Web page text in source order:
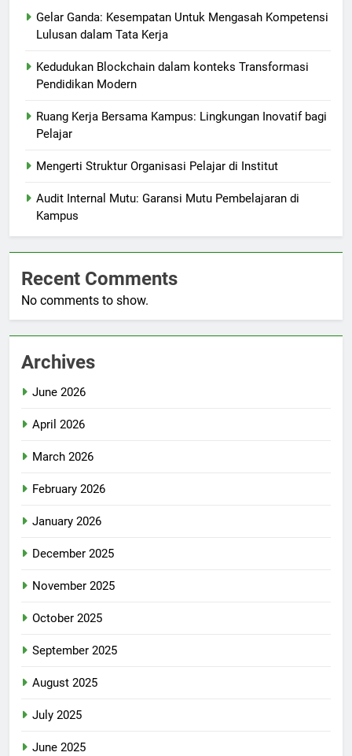
Gelar Ganda: Kesempatan Untuk Mengasah Kompetensi
Lulusan dalam Tata Kerja
Kedudukan Blockchain dalam konteks Transformasi
Pendidikan Modern
Ruang Kerja Bersama Kampus: Lingkungan Inovatif bagi
Pelajar
Mengerti Struktur Organisasi Pelajar di Institut
Audit Internal Mutu: Garansi Mutu Pembelajaran di
Kampus
Recent Comments
No comments to show.
Archives
June 2026
April 2026
March 2026
February 2026
January 2026
December 2025
November 2025
October 2025
September 2025
August 2025
July 2025
June 2025